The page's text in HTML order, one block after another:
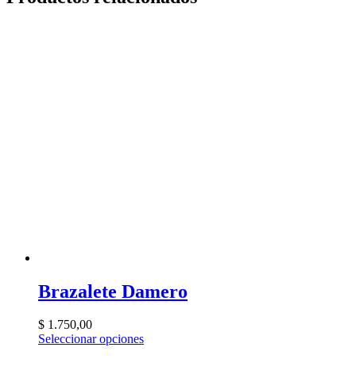
Brazalete Damero
$ 1.750,00
Seleccionar opciones